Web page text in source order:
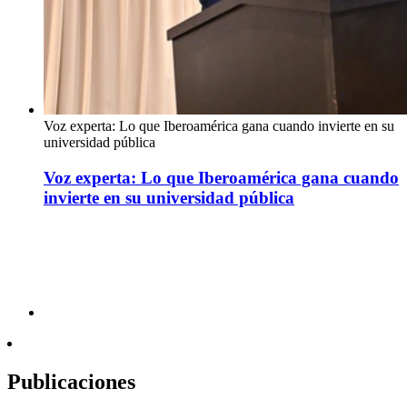
Voz experta: Lo que Iberoamérica gana cuando invierte en su
universidad pública
Voz experta: Lo que Iberoamérica gana cuando
invierte en su universidad pública
Publicaciones